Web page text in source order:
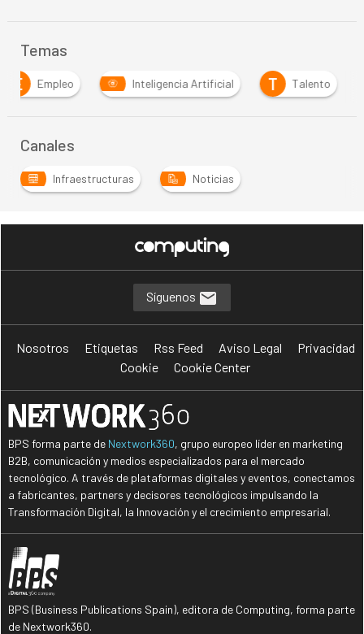
Temas
E
Empleo Inteligencia Artificial T Talento
Canales
Infraestructuras Noticias
Síguenos
Nosotros Etiquetas Rss Feed Aviso Legal
Privacidad
Cookie
Cookie Center
BPS forma parte de Nextwork360, grupo europeo líder en marketing
B2B, comunicación y medios especializados para el mercado
tecnológico. A través de plataformas digitales y eventos, conectamos
a fabricantes, partners y decisores tecnológicos impulsando la
Transformación Digital, la Innovación y el crecimiento empresarial.
BPS (Business Publications Spain), editora de Computing, forma parte
de Nextwork360.